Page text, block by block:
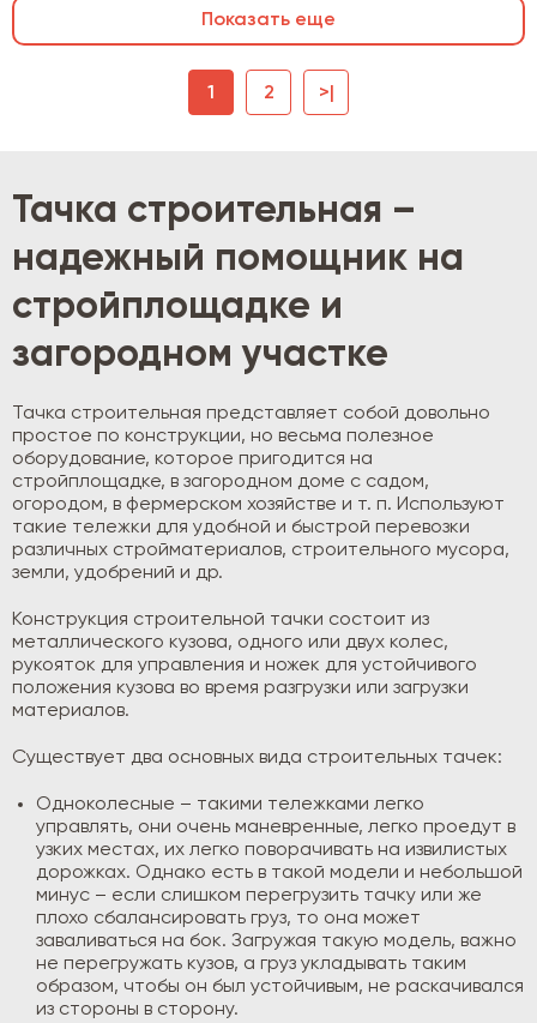
Показать еще
1 2 >|
Тачка строительная –
надежный помощник на
стройплощадке и
загородном участке
Тачка строительная представляет собой довольно
простое по конструкции, но весьма полезное
оборудование, которое пригодится на
стройплощадке, в загородном доме с садом,
огородом, в фермерском хозяйстве и т. п. Используют
такие тележки для удобной и быстрой перевозки
различных стройматериалов, строительного мусора,
земли, удобрений и др.
Конструкция строительной тачки состоит из
металлического кузова, одного или двух колес,
рукояток для управления и ножек для устойчивого
положения кузова во время разгрузки или загрузки
материалов.
Существует два основных вида строительных тачек:
Одноколесные – такими тележками легко
управлять, они очень маневренные, легко проедут в
узких местах, их легко поворачивать на извилистых
дорожках. Однако есть в такой модели и небольшой
минус – если слишком перегрузить тачку или же
плохо сбалансировать груз, то она может
заваливаться на бок. Загружая такую модель, важно
не перегружать кузов, а груз укладывать таким
образом, чтобы он был устойчивым, не раскачивался
из стороны в сторону.